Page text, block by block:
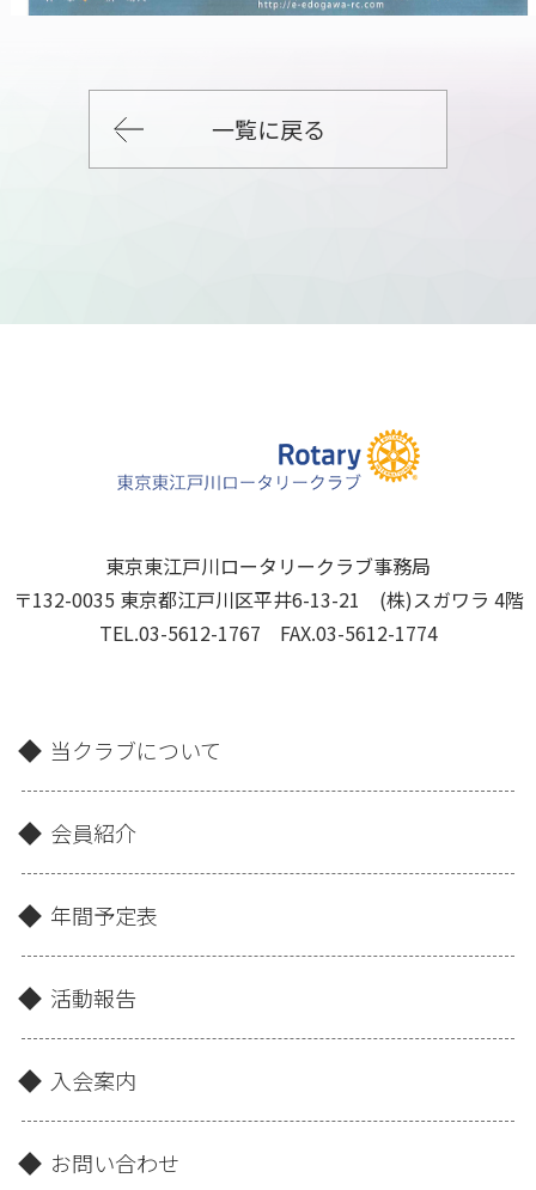
一覧に戻る
東京東江戸川ロータリークラブ事務局
〒132-0035 東京都江戸川区平井6-13-21 (株)スガワラ 4階
TEL.03-5612-1767 FAX.03-5612-1774
当クラブについて
会員紹介
年間予定表
活動報告
入会案内
お問い合わせ